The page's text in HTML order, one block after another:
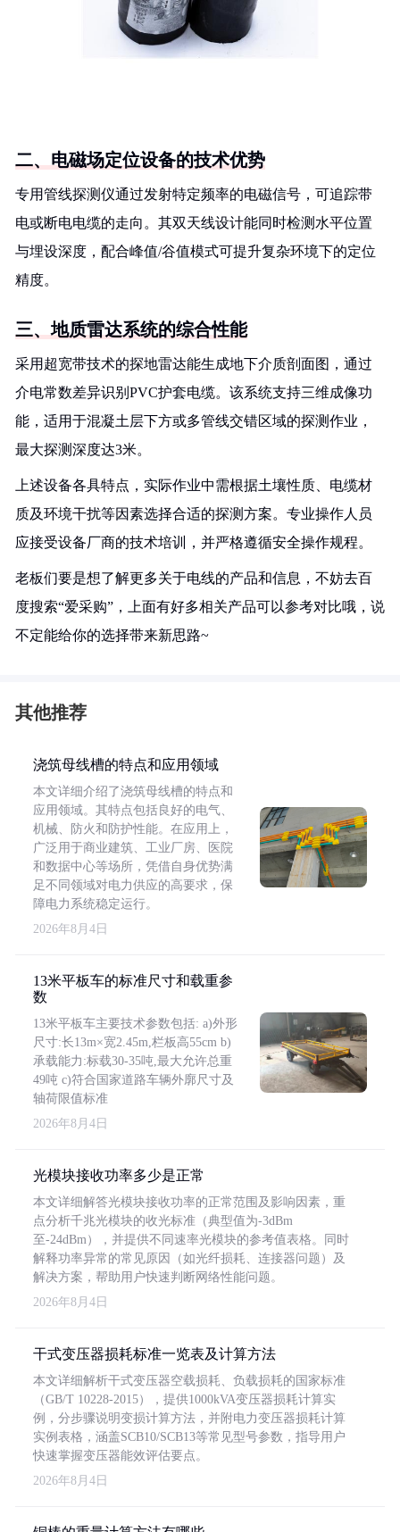
二、电磁场定位设备的技术优势
专用管线探测仪通过发射特定频率的电磁信号，可追踪带
电或断电电缆的走向。其双天线设计能同时检测水平位置
与埋设深度，配合峰值/谷值模式可提升复杂环境下的定位
精度。
三、地质雷达系统的综合性能
采用超宽带技术的探地雷达能生成地下介质剖面图，通过
介电常数差异识别PVC护套电缆。该系统支持三维成像功
能，适用于混凝土层下方或多管线交错区域的探测作业，
最大探测深度达3米。
上述设备各具特点，实际作业中需根据土壤性质、电缆材
质及环境干扰等因素选择合适的探测方案。专业操作人员
应接受设备厂商的技术培训，并严格遵循安全操作规程。
老板们要是想了解更多关于电线的产品和信息，不妨去百
度搜索“爱采购”，上面有好多相关产品可以参考对比哦，说
不定能给你的选择带来新思路~
其他推荐
浇筑母线槽的特点和应用领域
本文详细介绍了浇筑母线槽的特点和
应用领域。其特点包括良好的电气、
机械、防火和防护性能。在应用上，
广泛用于商业建筑、工业厂房、医院
和数据中心等场所，凭借自身优势满
足不同领域对电力供应的高要求，保
障电力系统稳定运行。
2026年8月4日
13米平板车的标准尺寸和载重参
数
13米平板车主要技术参数包括: a)外形
尺寸:长13m×宽2.45m,栏板高55cm b)
承载能力:标载30-35吨,最大允许总重
49吨 c)符合国家道路车辆外廓尺寸及
轴荷限值标准
2026年8月4日
光模块接收功率多少是正常
本文详细解答光模块接收功率的正常范围及影响因素，重
点分析千兆光模块的收光标准（典型值为-3dBm
至-24dBm），并提供不同速率光模块的参考值表格。同时
解释功率异常的常见原因（如光纤损耗、连接器问题）及
解决方案，帮助用户快速判断网络性能问题。
2026年8月4日
干式变压器损耗标准一览表及计算方法
本文详细解析干式变压器空载损耗、负载损耗的国家标准
（GB/T 10228-2015），提供1000kVA变压器损耗计算实
例，分步骤说明变损计算方法，并附电力变压器损耗计算
实例表格，涵盖SCB10/SCB13等常见型号参数，指导用户
快速掌握变压器能效评估要点。
2026年8月4日